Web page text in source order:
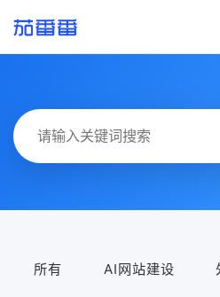
所有 AI网站建设